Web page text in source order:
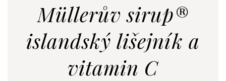
Müllerův sirup®
islandský lišejník a
vitamin C